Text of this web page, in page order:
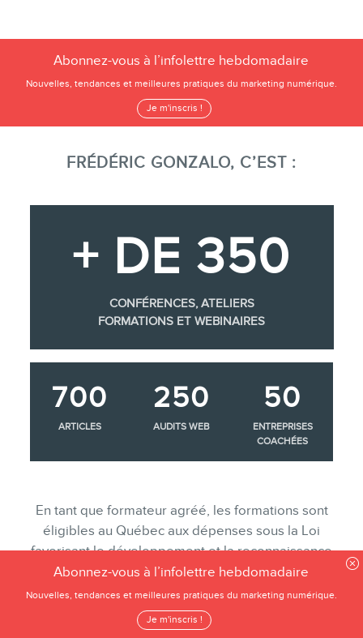
Abonnez-vous à l’infolettre hebdomadaire
Nouvelles, tendances et meilleures pratiques du marketing numérique.
Je m'inscris !
FRÉDÉRIC GONZALO, C’EST :
+ DE 350
CONFÉRENCES, ATELIERS
FORMATIONS ET WEBINAIRES
700
ARTICLES
250
AUDITS WEB
50
ENTREPRISES
COACHÉES
En tant que formateur agréé, les formations sont
éligibles au Québec aux dépenses sous la Loi
favorisant le développement et la reconnaissance
des compétences de la main d’oeuvre.
Abonnez-vous à l’infolettre hebdomadaire
Nouvelles, tendances et meilleures pratiques du marketing numérique.
Je m'inscris !